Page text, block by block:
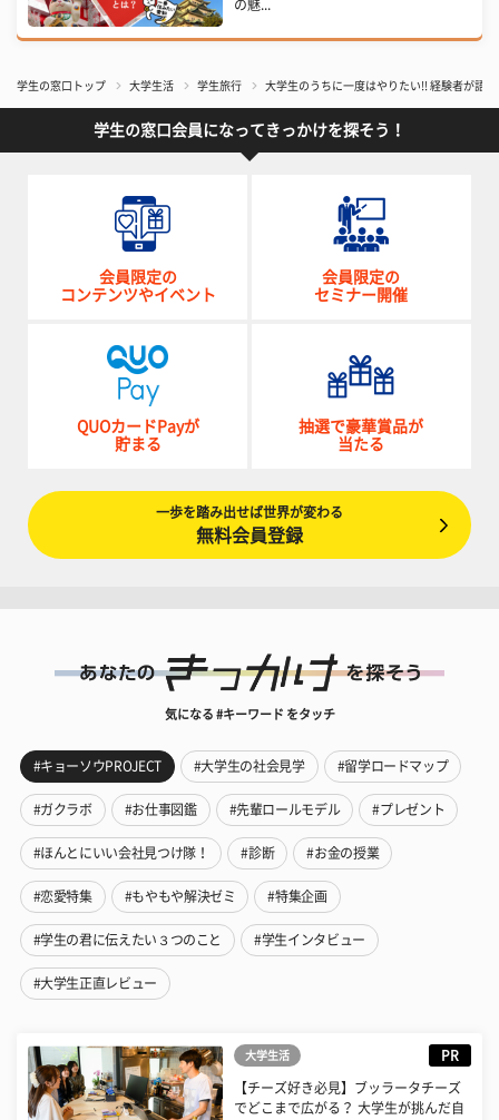
の魅...
学生の窓口トップ 大学生活 学生旅行 大学生のうちに一度はやりたい!! 経験者が語
学生の窓口会員になってきっかけを探そう！
会員限定の
コンテンツやイベント
会員限定の
セミナー開催
QUOカードPayが
貯まる
抽選で豪華賞品が
当たる
一歩を踏み出せば世界が変わる
無料会員登録
気になる #キーワード をタッチ
#キョーソウPROJECT #大学生の社会見学 #留学ロードマップ
#ガクラボ #お仕事図鑑 #先輩ロールモデル #プレゼント
#ほんとにいい会社見つけ隊！ #診断 #お金の授業
#恋愛特集 #もやもや解決ゼミ #特集企画
#学生の君に伝えたい３つのこと #学生インタビュー
#大学生正直レビュー
大学生活 PR
【チーズ好き必見】ブッラータチーズ
でどこまで広がる？ 大学生が挑んだ自